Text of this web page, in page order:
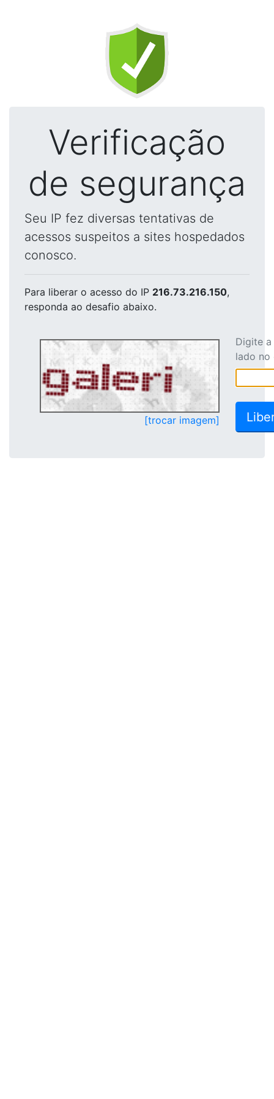
Verificação
de segurança
Seu IP fez diversas tentativas de
acessos suspeitos a sites hospedados
conosco.
Para liberar o acesso do IP 216.73.216.150,
responda ao desafio abaixo.
[trocar imagem]
Digite
lado no